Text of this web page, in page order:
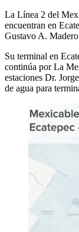
La Línea 2 del
encuentran en
Gustavo A.
Su terminal en
continúa por La
estaciones Dr.
de agua para